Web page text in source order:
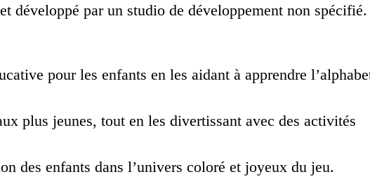
développé par un studio de développement non spécifié.
pour les enfants en les aidant à apprendre
plus jeunes, tout en les divertissant avec des activités
des enfants dans l’univers coloré et joyeux du jeu.